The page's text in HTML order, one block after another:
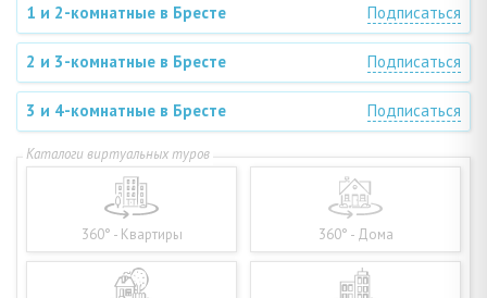
1 и 2-комнатные в Бресте Подписаться
2 и 3-комнатные в Бресте Подписаться
3 и 4-комнатные в Бресте Подписаться
360° - Квартиры 360° - Дома